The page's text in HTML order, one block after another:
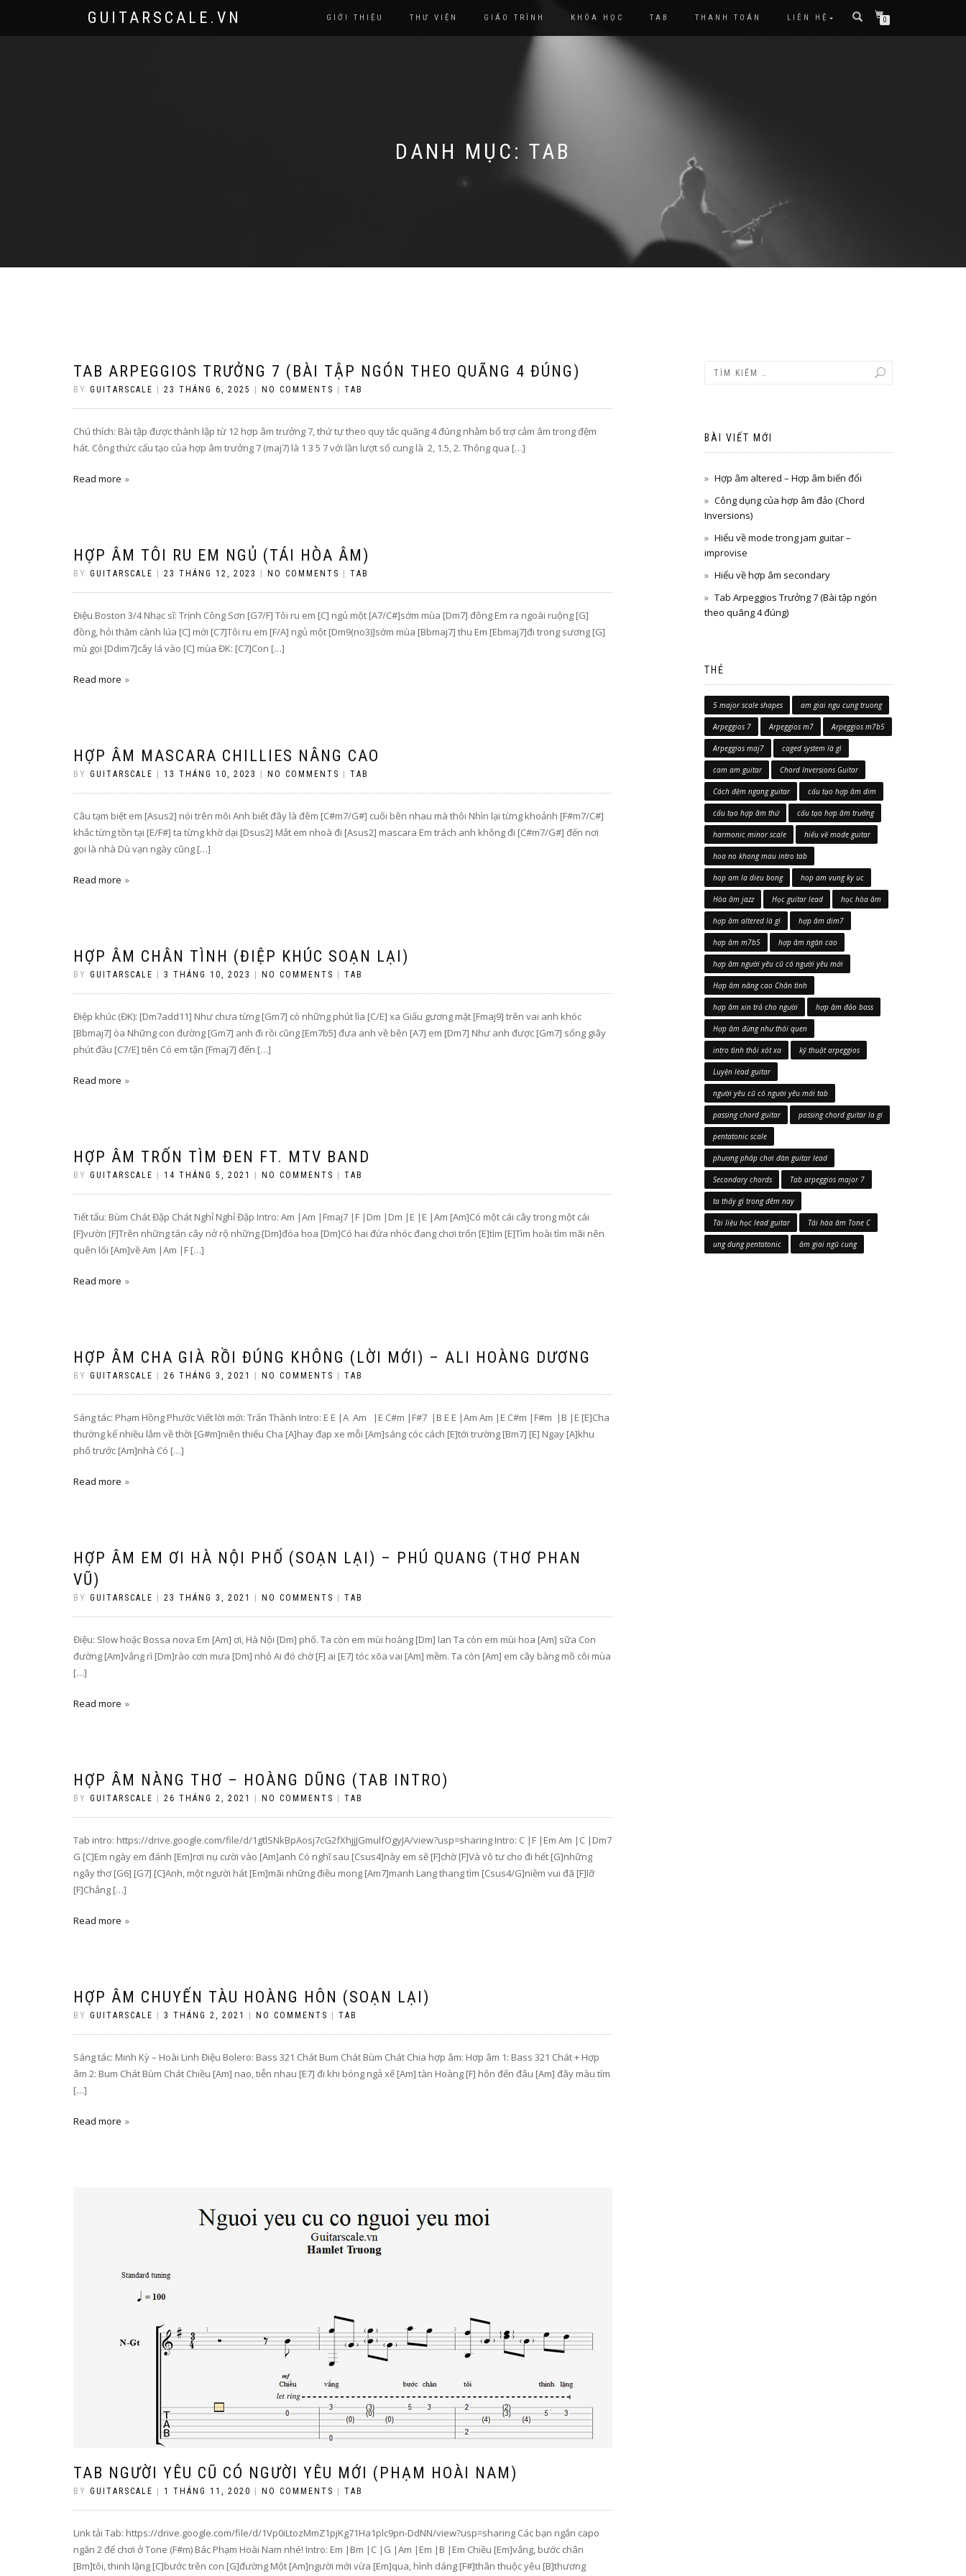
GUITARSCALE.VN GIỚI THIỆU THƯ VIỆN GIÁO TRÌNH KHÓA HỌC TAB THANH TOÁN LIÊN HỆ 0
DANH MỤC: TAB
TAB ARPEGGIOS TRƯỞNG 7 (BÀI TẬP NGÓN THEO QUÃNG 4 ĐÚNG)
BY GUITARSCALE 23 THÁNG 6, 2025 NO COMMENTS TAB
Chú thích: Bài tập được thành lập từ 12 hợp âm trưởng 7, thứ tự theo quy tắc quãng 4 đúng nhằm bổ trợ cảm âm trong đệm
hát. Công thức cấu tạo của hợp âm trưởng 7 (maj7) là 1 3 5 7 với lần lượt số cung là 2, 1.5, 2. Thông qua […]
Read more
HỢP ÂM TÔI RU EM NGỦ (TÁI HÒA ÂM)
BY GUITARSCALE 23 THÁNG 12, 2023 NO COMMENTS TAB
Điệu Boston 3/4 Nhạc sĩ: Trịnh Công Sơn [G7/F] Tôi ru em [C] ngủ một [A7/C#]sớm mùa [Dm7] đông Em ra ngoài ruộng [G]
đồng, hỏi thăm cành lúa [C] mới [C7]Tôi ru em [F/A] ngủ một [Dm9(no3)]sớm mùa [Bbmaj7] thu Em [Ebmaj7]đi trong sương [G]
mù gọi [Ddim7]cây lá vào [C] mùa ĐK: [C7]Con […]
Read more
HỢP ÂM MASCARA CHILLIES NÂNG CAO
BY GUITARSCALE 13 THÁNG 10, 2023 NO COMMENTS TAB
Câu tạm biệt em [Asus2] nói trên môi Anh biết đây là đêm [C#m7/G#] cuối bên nhau mà thôi Nhìn lại từng khoảnh [F#m7/C#]
khắc từng tồn tại [E/F#] ta từng khờ dại [Dsus2] Mắt em nhoà đi [Asus2] mascara Em trách anh không đi [C#m7/G#] đến nơi
gọi là nhà Dù vạn ngày cũng […]
Read more
HỢP ÂM CHÂN TÌNH (ĐIỆP KHÚC SOẠN LẠI)
BY GUITARSCALE 3 THÁNG 10, 2023 NO COMMENTS TAB
Điệp khúc (ĐK): [Dm7add11] Như chưa từng [Gm7] có những phút lìa [C/E] xa Giấu gương mặt [Fmaj9] trên vai anh khóc
[Bbmaj7] òa Những con đường [Gm7] anh đi rồi cũng [Em7b5] đưa anh về bên [A7] em [Dm7] Như anh được [Gm7] sống giây
phút đầu [C7/E] tiên Có em tận [Fmaj7] đến […]
Read more
HỢP ÂM TRỐN TÌM ĐEN FT. MTV BAND
BY GUITARSCALE 14 THÁNG 5, 2021 NO COMMENTS TAB
Tiết tấu: Bùm Chát Đập Chát Nghỉ Nghỉ Đập Intro: Am |Am |Fmaj7 |F |Dm |Dm |E |E |Am [Am]Có một cái cây trong một cái
[F]vườn [F]Trên những tán cây nở rộ những [Dm]đóa hoa [Dm]Có hai đứa nhóc đang chơi trốn [E]tìm [E]Tìm hoài tìm mãi nên
quên lối [Am]về Am |Am |F […]
Read more
HỢP ÂM CHA GIÀ RỒI ĐÚNG KHÔNG (LỜI MỚI) – ALI HOÀNG DƯƠNG
BY GUITARSCALE 26 THÁNG 3, 2021 NO COMMENTS TAB
Sáng tác: Phạm Hồng Phước Viết lời mới: Trấn Thành Intro: E E |A Am |E C#m |F#7 |B E E |Am Am |E C#m |F#m |B |E [E]Cha
thường kể nhiều lắm về thời [G#m]niên thiếu Cha [A]hay đạp xe mỗi [Am]sáng cóc cách [E]tới trường [Bm7] [E] Ngay [A]khu
phố trước [Am]nhà Có […]
Read more
HỢP ÂM EM ƠI HÀ NỘI PHỐ (SOẠN LẠI) – PHÚ QUANG (THƠ PHAN
VŨ)
BY GUITARSCALE 23 THÁNG 3, 2021 NO COMMENTS TAB
Điệu: Slow hoặc Bossa nova Em [Am] ơi, Hà Nội [Dm] phố. Ta còn em mùi hoàng [Dm] lan Ta còn em mùi hoa [Am] sữa Con
đường [Am]vắng rì [Dm]rào cơn mưa [Dm] nhỏ Ai đó chờ [F] ai [E7] tóc xõa vai [Am] mềm. Ta còn [Am] em cây bàng mồ côi mùa
[…]
Read more
HỢP ÂM NÀNG THƠ – HOÀNG DŨNG (TAB INTRO)
BY GUITARSCALE 26 THÁNG 2, 2021 NO COMMENTS TAB
Tab intro: https://drive.google.com/file/d/1gtlSNkBpAosj7cG2fXhjjJGmulfOgyJA/view?usp=sharing Intro: C |F |Em Am |C |Dm7
G [C]Em ngày em đánh [Em]rơi nụ cười vào [Am]anh Có nghĩ sau [Csus4]này em sẽ [F]chờ [F]Và vô tư cho đi hết [G]những
ngây thơ [G6] [G7] [C]Anh, một người hát [Em]mãi những điều mong [Am7]manh Lang thang tìm [Csus4/G]niềm vui đã [F]lỡ
[F]Chẳng […]
Read more
HỢP ÂM CHUYẾN TÀU HOÀNG HÔN (SOẠN LẠI)
BY GUITARSCALE 3 THÁNG 2, 2021 NO COMMENTS TAB
Sáng tác: Minh Kỳ – Hoài Linh Điệu Bolero: Bass 321 Chát Bum Chát Bùm Chát Chia hợp âm: Hơp âm 1: Bass 321 Chát + Hợp
âm 2: Bum Chát Bùm Chát Chiều [Am] nao, tiễn nhau [E7] đi khi bóng ngả xế [Am] tàn Hoàng [F] hôn đến đâu [Am] đây màu tím
[…]
Read more
TAB NGƯỜI YÊU CŨ CÓ NGƯỜI YÊU MỚI (PHẠM HOÀI NAM)
BY GUITARSCALE 1 THÁNG 11, 2020 NO COMMENTS TAB
Link tải Tab: https://drive.google.com/file/d/1Vp0iLtozMmZ1pjKg71Ha1plc9pn-DdNN/view?usp=sharing Các bạn ngắn capo
ngăn 2 để chơi ở Tone (F#m) Bác Phạm Hoài Nam nhé! Intro: Em |Bm |C |G |Am |Em |B |Em Chiều [Em]vắng, bước chân
[Bm]tôi, thinh lặng [C]bước trên con [G]đường Một [Am]người mới vừa [Em]qua, hình dáng [F#]thân thuộc yêu [B]thương
BÀI VIẾT MỚI
Hợp âm altered – Hợp âm biến đổi
Công dụng của hợp âm đảo (Chord
Inversions)
Hiểu về mode trong jam guitar –
improvise
Hiểu về hợp âm secondary
Tab Arpeggios Trưởng 7 (Bài tập ngón
theo quãng 4 đúng)
THẺ
5 major scale shapes am giai ngu cung truong
Arpeggios 7 Arpeggios m7 Arpeggios m7b5
Arpeggios maj7 caged system là gì
cam am guitar Chord Inversions Guitar
Cách đệm ngang guitar cấu tạo hợp âm dim
cấu tạo hợp âm thứ cấu tạo hợp âm trưởng
harmonic minor scale hiểu về mode guitar
hoa no khong mau intro tab
hop am la dieu bong hop am vung ky uc
Hòa âm jazz Học guitar lead học hòa âm
hợp âm altered là gì hợp âm dim7
hợp âm m7b5 hợp âm ngăn cao
hợp âm người yêu cũ có người yêu mới
Hợp âm nâng cao Chân tình
hợp âm xin trả cho người hợp âm đảo bass
Hợp âm đừng như thói quen
intro tình thôi xót xa kỹ thuật arpeggios
Luyện lead guitar
người yêu cũ có người yêu mới tab
passing chord guitar passing chord guitar la gi
pentatonic scale
phương pháp chơi đàn guitar lead
Secondary chords Tab arpeggios major 7
ta thấy gì trong đêm nay
Tài liệu học lead guitar Tái hòa âm Tone C
ung dung pentatonic âm giai ngũ cung